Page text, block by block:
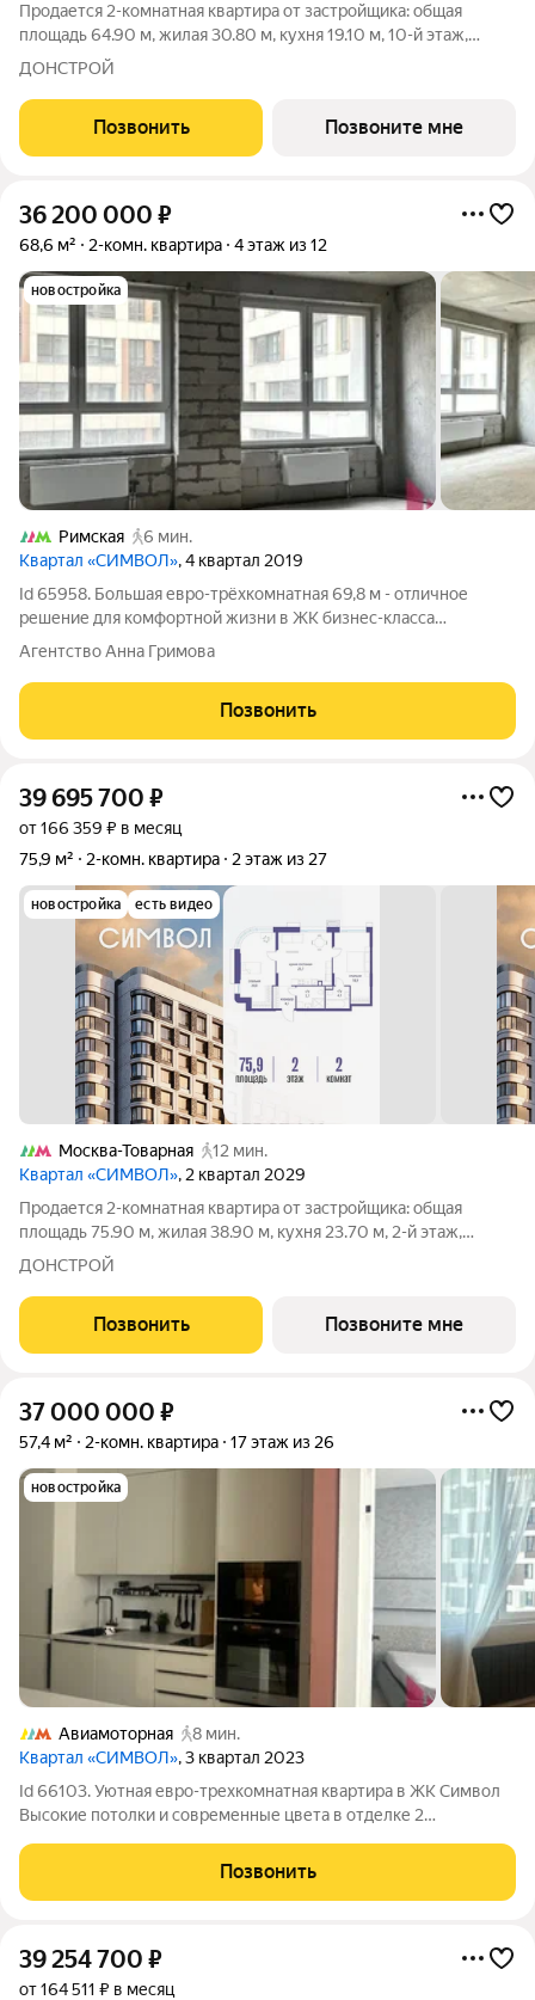
Продается 2-комнатная квартира от застройщика: общая
площадь 64.90 м, жилая 30.80 м, кухня 19.10 м, 10-й этаж,
жилой квартал «Гордость», корпус 36 (секция 5). Срок сдачи: 2
квартал 2029 года. Позвоните сейчас и забронируйте
квартиру! Квартал
ДОНСТРОЙ
Позвонить Позвоните мне
36 200 000 ₽
68,6 м² 2-комн. квартира 4 этаж из 12
новостройка
Римская
6 мин.
Квартал «СИМВОЛ», 4 квартал 2019
Id 65958. Большая евро-трёхкомнатная 69,8 м - отличное
решение для комфортной жизни в ЖК бизнес-класса
Просторная кухня-гостиная 2 совмещённых санузла Большая
остеклённая лоджия Современная планировка евро-формата с
кухней-гостиной и двумя комнатами
Агентство Анна Гримова
Позвонить
39 695 700 ₽
от 166 359 ₽ в месяц
75,9 м²
2-комн. квартира 2 этаж из 27
новостройка есть видео
Москва-Товарная
12 мин.
Квартал «СИМВОЛ», 2 квартал 2029
Продается 2-комнатная квартира от застройщика: общая
площадь 75.90 м, жилая 38.90 м, кухня 23.70 м, 2-й этаж,
жилой квартал «Гордость», корпус 36 (секция 2). Срок сдачи: 2
квартал 2029 года. Позвоните сейчас и забронируйте
квартиру! Квартал
ДОНСТРОЙ
Позвонить Позвоните мне
37 000 000 ₽
57,4 м² 2-комн. квартира 17 этаж из 26
новостройка
Авиамоторная
8 мин.
Квартал «СИМВОЛ», 3 квартал 2023
Id 66103. Уютная евро-трехкомнатная квартира в ЖК Символ
Высокие потолки и современные цвета в отделке 2
Продуманный ремонт позволяет извлечь максимум пользы с
разными вариантами освещения
Позвонить
39 254 700 ₽
от 164 511 ₽ в месяц